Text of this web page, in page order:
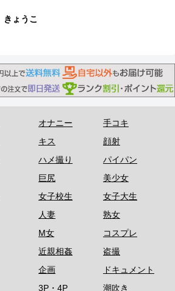
きょうこ
オナニー
手コキ
キス
顔射
ハメ撮り
パイパン
巨尻
美少女
女子校生
女子大生
人妻
熟女
M女
コスプレ
近親相姦
盗撮
企画
ドキュメント
3P・4P 潮吹き